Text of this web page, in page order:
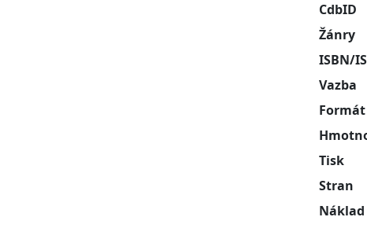
CdbID
Žánry
ISBN/
Vazba
Formát
Tisk
Stran
Náklad